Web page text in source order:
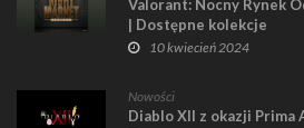
Valorant: Nocny Rynek
| Dostępne kolekcje
10 kwiecień 2024
Nowości
Diablo XII z okazji Prima